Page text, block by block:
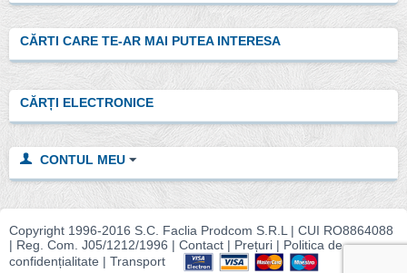
CĂRTI CARE TE-AR MAI PUTEA INTERESA
CĂRȚI ELECTRONICE
CONTUL MEU
Copyright 1996-2016 S.C. Faclia Prodcom S.R.L | CUI RO8864088
| Reg. Com. J05/1212/1996 | Contact | Prețuri | Politica de
confidențialitate | Transport